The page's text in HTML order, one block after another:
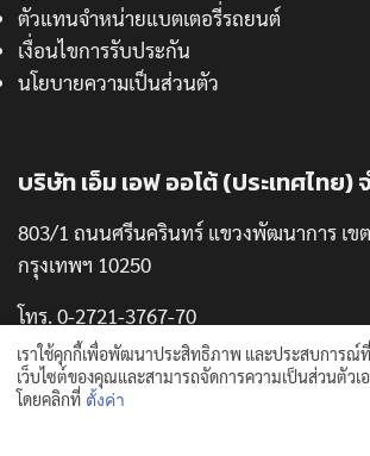
ตัวแทนจำหน่ายแบตเตอรี่รถยนต์
เงื่อนไขการรับประกัน
นโยบายความเป็นส่วนตัว
บริษัท เอ็ม เอฟ ออโต้ (ประเทศไทย)
803/1 ถนนศรีนครินทร์ แขวงพัฒนาการ เข
กรุงเทพฯ 10250
โทร. 0-2721-3767-70
แฟกซ์. 0-2721-3771
เราใช้คุกกี้เพื่อพัฒนาประสิทธิภาพ และประสบการณ์ที่
เว็บไซต์ของคุณและสามารถจัดการความเป็นส่วนตัวเ
โดยคลิกที่ ตั้งค่า